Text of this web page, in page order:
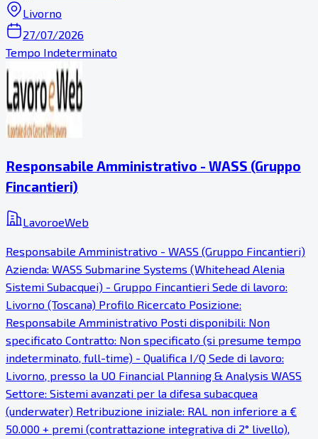
Livorno
27/07/2026
Tempo Indeterminato
Responsabile Amministrativo - WASS (Gruppo
Fincantieri)
LavoroeWeb
Responsabile Amministrativo - WASS (Gruppo Fincantieri)
Azienda: WASS Submarine Systems (Whitehead Alenia
Sistemi Subacquei) - Gruppo Fincantieri Sede di lavoro:
Livorno (Toscana) Profilo Ricercato Posizione:
Responsabile Amministrativo Posti disponibili: Non
specificato Contratto: Non specificato (si presume tempo
indeterminato, full-time) - Qualifica I/Q Sede di lavoro:
Livorno, presso la UO Financial Planning & Analysis WASS
Settore: Sistemi avanzati per la difesa subacquea
(underwater) Retribuzione iniziale: RAL non inferiore a €
50.000 + premi (contrattazione integrativa di 2° livello),